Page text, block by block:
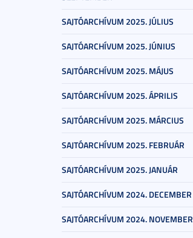
SAJTÓARCHÍVUM 2025. JÚLIUS
SAJTÓARCHÍVUM 2025. JÚNIUS
SAJTÓARCHÍVUM 2025. MÁJUS
SAJTÓARCHÍVUM 2025. ÁPRILIS
SAJTÓARCHÍVUM 2025. MÁRCIUS
SAJTÓARCHÍVUM 2025. FEBRUÁR
SAJTÓARCHÍVUM 2025. JANUÁR
SAJTÓARCHÍVUM 2024. DECEMBER
SAJTÓARCHÍVUM 2024. NOVEMBER